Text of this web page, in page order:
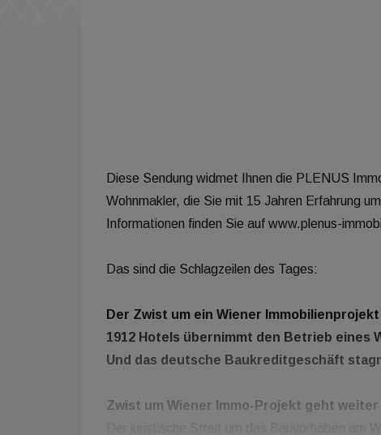
Diese Sendung widmet Ihnen die PLENUS
Wohnmakler, die Sie mit 15 Jahren Erfahrung
Informationen finden Sie auf www.plenus-
Das sind die Schlagzeilen des Tages:
Der Zwist um ein Wiener
1912 Hotels übernimmt den Betrieb eines
Und das deutsche Baukreditgeschäft
Zwist um Wiener Immo-Projekt geht weiter